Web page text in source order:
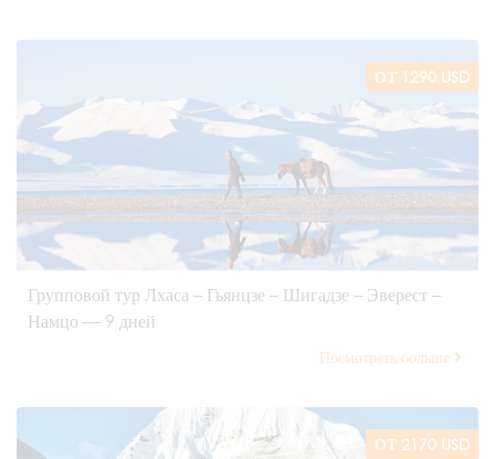
ОТ 1290 USD
Групповой тур Лхаса – Гьянцзе – Шигадзе – Эверест –
Намцо — 9 дней
Посмотреть больше
ОТ 2170 USD